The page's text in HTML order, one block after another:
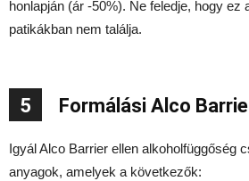
honlapján (ár -50%). Ne feledje, hogy ez
patikákban nem találja.
5 Formálási Alco
Igyál Alco Barrier ellen alkoholfüggőség
anyagok, amelyek a következők: